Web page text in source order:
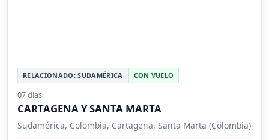
RELACIONADO: SUDAMÉRICA CON VUELO
07 días
CARTAGENA Y SANTA MARTA
Sudamérica, Colombia, Cartagena, Santa Marta (Colombia)